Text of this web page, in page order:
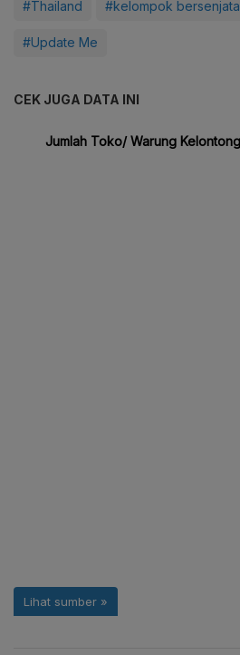
#Thailand #kelompok bersenjata
#Update Me
CEK JUGA DATA INI